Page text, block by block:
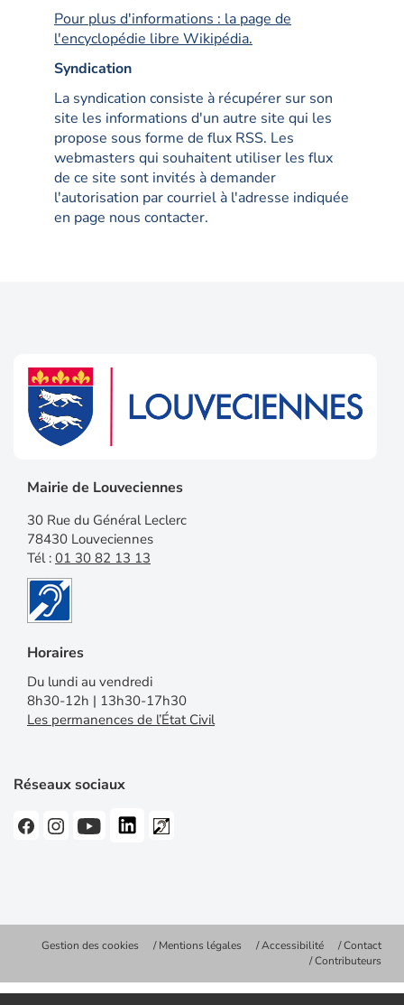
Pour plus d'informations : la page de
l'encyclopédie libre Wikipédia.
Syndication
La syndication consiste à récupérer sur son
site les informations d'un autre site qui les
propose sous forme de flux RSS. Les
webmasters qui souhaitent utiliser les flux
de ce site sont invités à demander
l'autorisation par courriel à l'adresse indiquée
en page nous contacter.
Mairie de Louveciennes
30 Rue du Général Leclerc
78430 Louveciennes
Tél : 01 30 82 13 13
Horaires
Du lundi au vendredi
8h30-12h | 13h30-17h30
Les permanences de l’État Civil
Réseaux sociaux
Gestion des cookies Mentions légales Accessibilité
Contact
Contributeurs